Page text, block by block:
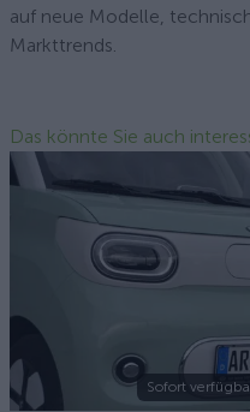
auf neue Modelle,
Markttrends.
Das könnte Sie auch
Sofort